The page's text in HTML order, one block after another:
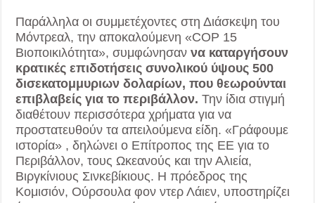
Παράλληλα οι συμμετέχοντες στη Διάσκεψη του
Μόντρεαλ, την αποκαλούμενη «COP 15
Βιοποικιλότητα», συμφώνησαννα καταργήσουν
κρατικές επιδοτήσεις συνολικού ύψους 500
δισεκατομμυριων δολαρίων, που θεωρούνται
επιβλαβείς για το περιβάλλον. Την ίδια στιγμή
διαθέτουν περισσότερα χρήματα για να
προστατευθούν τα απειλούμενα είδη. «Γράφουμε
ιστορία» , δηλώνει ο Επίτροπος της ΕΕ για το
Περιβάλλον, τους Ωκεανούς και την Αλιεία,
Βιργκίνιους Σινκεβίκιους. Η πρόεδρος της
Κομισιόν, Ούρσουλα φον ντερ Λάιεν, υποστηρίζει